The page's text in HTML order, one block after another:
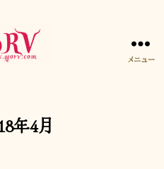
メニュー
年4月